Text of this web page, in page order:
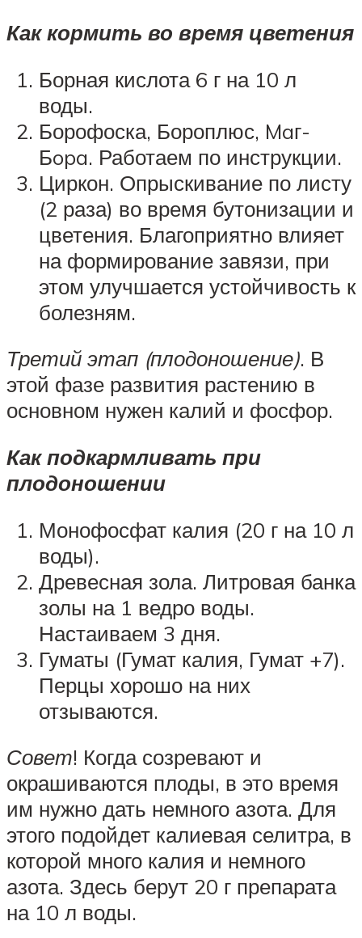
Как кормить во время цветения
Борная кислота 6 г на 10 л
воды.
Борофоска, Бороплюс, Maг-
Бopa. Работаем по инструкции.
Циркон. Опрыскивание по листу
(2 раза) во время бутонизации и
цветения. Благоприятно влияет
на формирование завязи, при
этом улучшается устойчивость к
болезням.
Третий этап (плодоношение). В
этой фазе развития растению в
основном нужен калий и фосфор.
Как подкармливать при
плодоношении
Монофосфат калия (20 г на 10 л
воды).
Древесная зола. Литровая банка
золы на 1 ведро воды.
Настаиваем 3 дня.
Гуматы (Гумат калия, Гумат +7).
Перцы хорошо на них
отзываются.
Совет! Когда созревают и
окрашиваются плоды, в это время
им нужно дать немного азота. Для
этого подойдет калиевая селитра, в
которой много калия и немного
азота. Здесь берут 20 г препарата
на 10 л воды.